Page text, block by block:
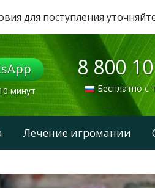
для поступления
минут
8 800
Бесплатно с
Лечение игромании